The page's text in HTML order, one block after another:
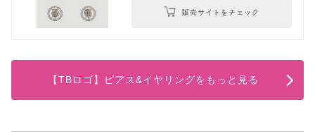
販売サイトをチェック
【TBロゴ】ピアス&イヤリングをもっと見る